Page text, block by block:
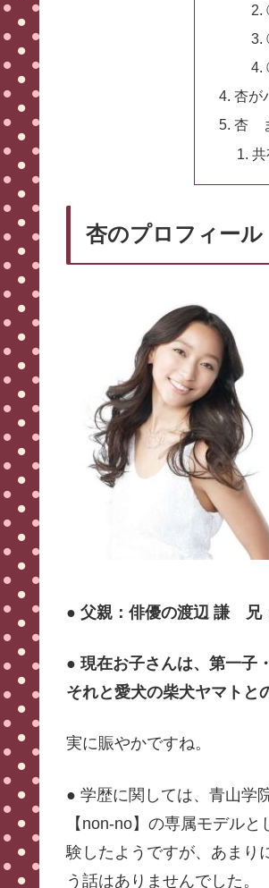
杏が
杏
共
杏のプロフィール
● 父親：俳優の渡辺 謙 兄
● 現在お子さんは、第一子
それと愛犬の柴犬ヤマトと
実に賑やかですね。
● 学歴に関しては、青山学
【non-no】の専属モデル
験したようですが、あまり
う話はありませんでした。